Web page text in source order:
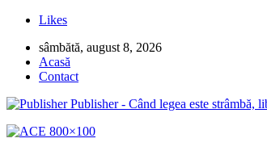
Likes
sâmbătă, august 8, 2026
Acasă
Contact
Publisher - Când legea este strâmbă,